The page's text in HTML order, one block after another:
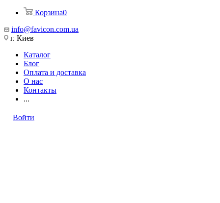
Корзина0
info@favicon.com.ua
г. Киев
Каталог
Блог
Оплата и доставка
О нас
Контакты
...
Войти